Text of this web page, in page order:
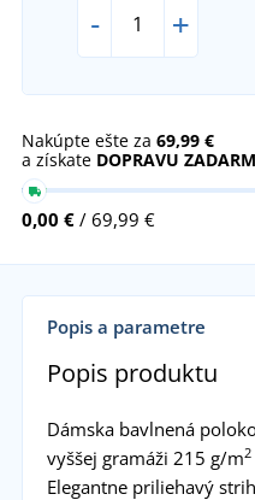
- +
Nakúpte ešte za 69,99 €
a získate DOPRAVU
0,00 € / 69,99 €
Popis a parametre
Popis produktu
Dámska bavlnená
vyššej gramáži 215 g/m2
Elegantne priliehavý